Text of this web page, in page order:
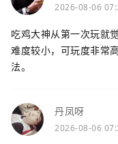
2026-08-06
吃鸡大神从第一次玩就
难度较小，可玩度非常
法。
丹凤呀
2026-08-06